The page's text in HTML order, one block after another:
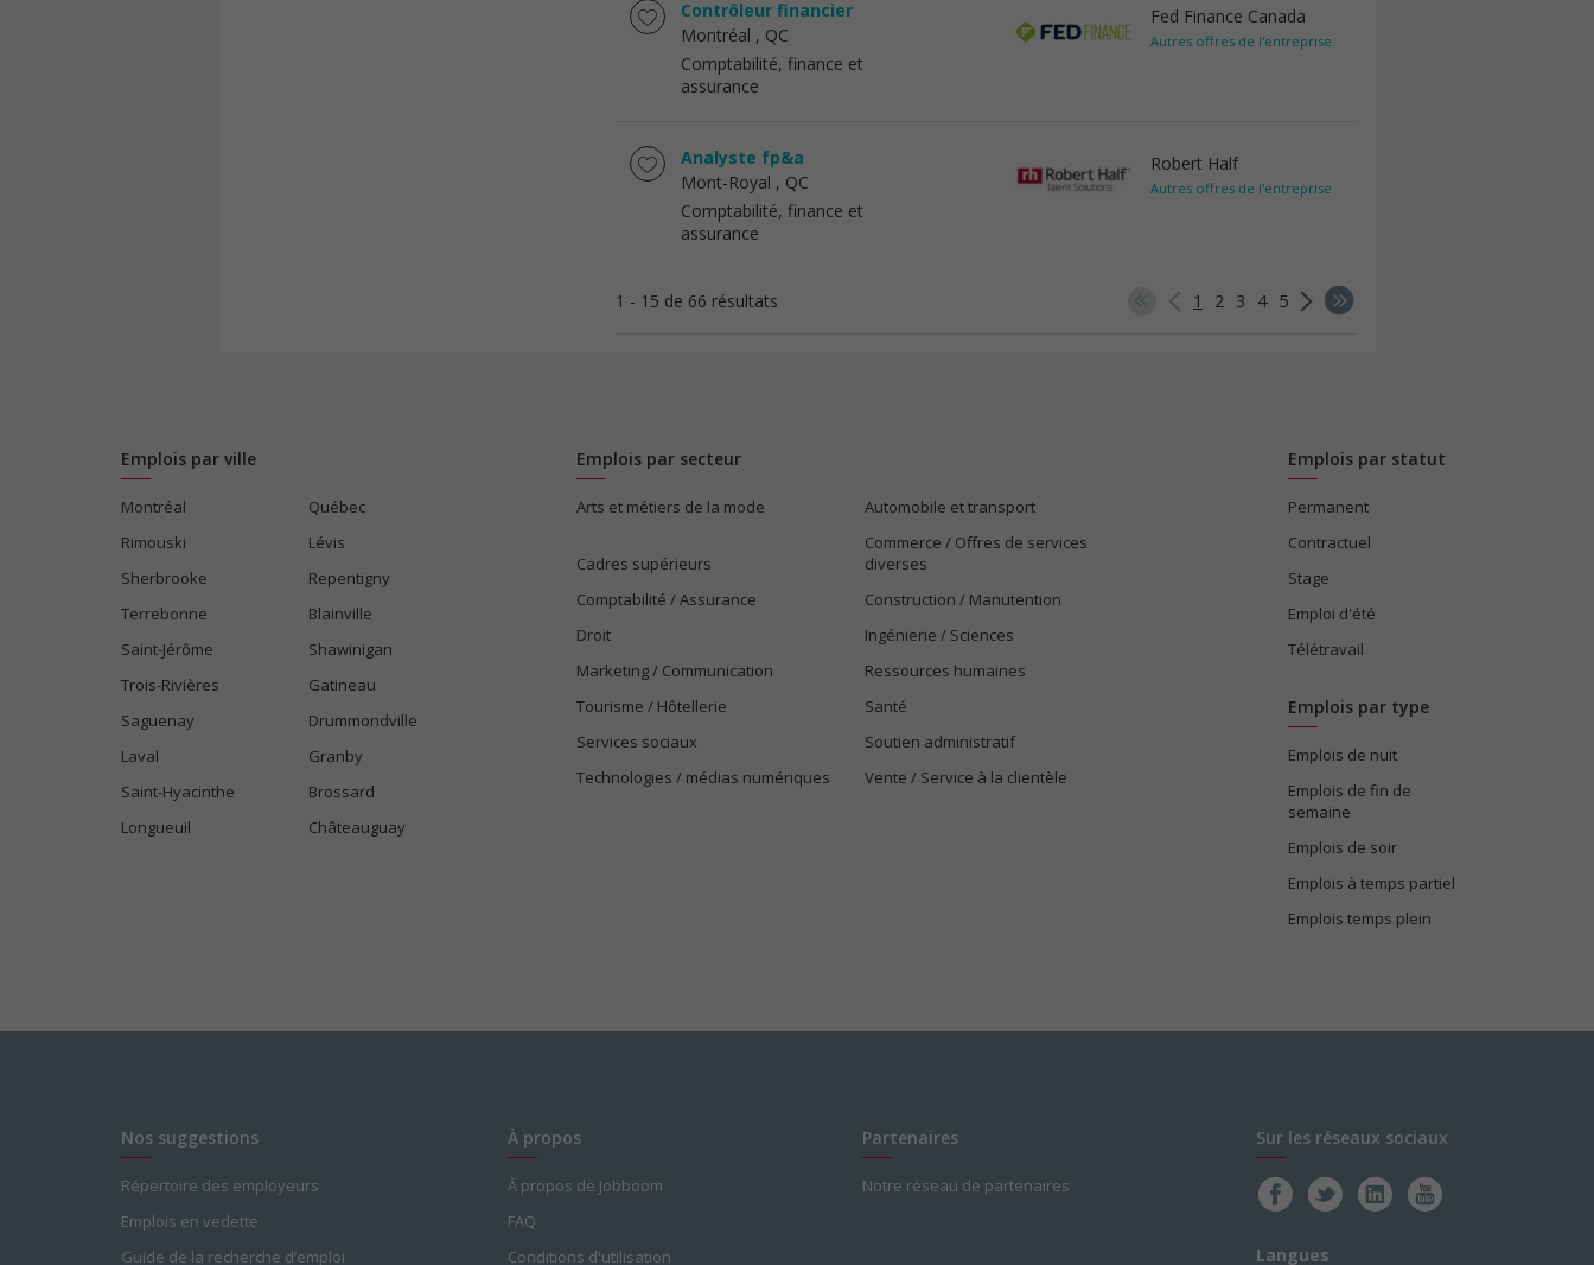
Contrôleur financier
Montréal , QC
Comptabilité, finance et
assurance
Fed Finance Canada
Autres offres de l'entreprise
Analyste fp&a
Mont-Royal , QC
Comptabilité, finance et
assurance
Robert Half
Autres offres de l'entreprise
1 - 15 de 66 résultats 1 2 3 4 5
Emplois par ville
Montréal
Québec
Rimouski
Lévis
Sherbrooke
Repentigny
Terrebonne
Blainville
Saint-Jérôme
Shawinigan
Trois-Rivières
Gatineau
Saguenay
Drummondville
Laval
Granby
Saint-Hyacinthe
Brossard
Longueuil
Châteauguay
Emplois par secteur
Arts et métiers de la mode Automobile et transport
Cadres supérieurs
Commerce / Offres de services
diverses
Comptabilité / Assurance
Construction / Manutention
Droit
Ingénierie / Sciences
Marketing / Communication
Ressources humaines
Tourisme / Hôtellerie
Santé
Services sociaux
Soutien administratif
Technologies / médias numériques
Vente / Service à la clientèle
Emplois par statut
Permanent
Contractuel
Stage
Emploi d'été
Télétravail
Emplois par type
Emplois de nuit
Emplois de fin de
semaine
Emplois de soir
Emplois à temps partiel
Emplois temps plein
Nos suggestions
Répertoire des employeurs
Emplois en vedette
Guide de la recherche d’emploi
À propos
À propos de Jobboom
FAQ
Conditions d'utilisation
Partenaires
Notre réseau de partenaires
Sur les réseaux sociaux
Langues